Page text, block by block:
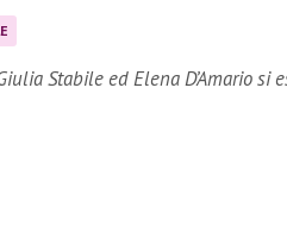
Stabile ed Elena D’Amario si